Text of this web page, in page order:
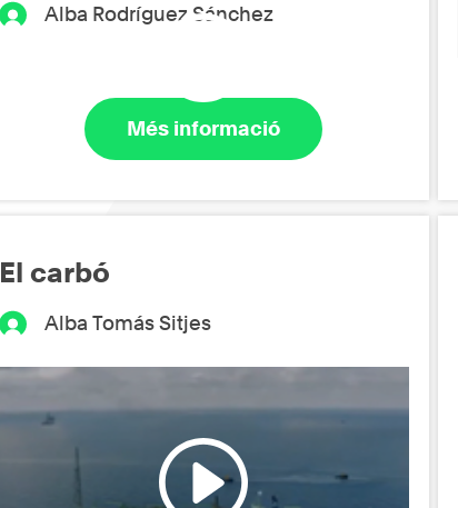
Alba Rodríguez Sánchez
Més informació
El carbó
Alba Tomás Sitjes